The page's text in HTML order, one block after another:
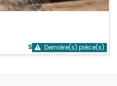
Stock bientôt épuisé
Dernière(s) pièce(s)